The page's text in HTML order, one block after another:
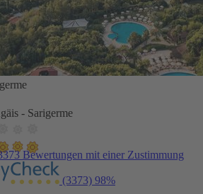
- Sarigerme
Bewertungen mit einer Zustimmung
(3373) 98%